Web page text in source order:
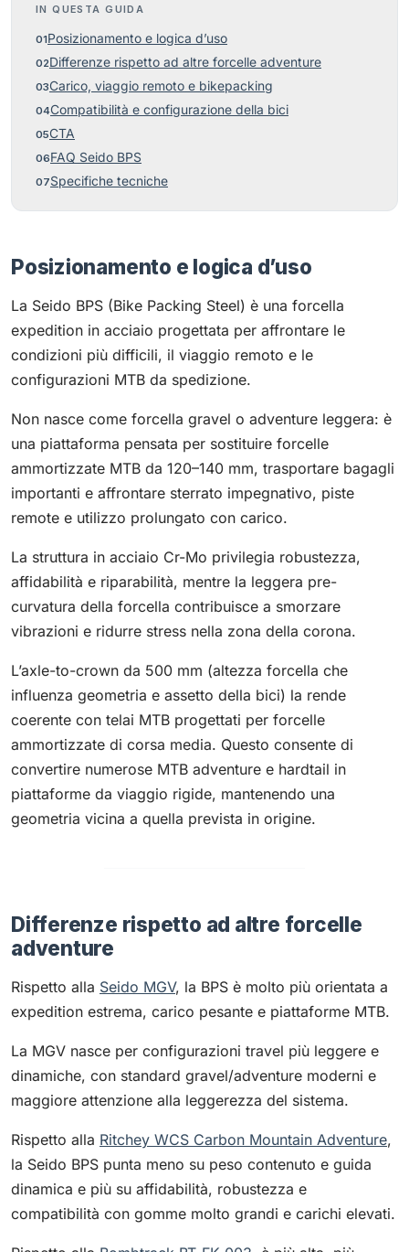
IN QUESTA GUIDA
Posizionamento e logica d’uso
Differenze rispetto ad altre forcelle adventure
Carico, viaggio remoto e bikepacking
Compatibilità e configurazione della bici
CTA
FAQ Seido BPS
Specifiche tecniche
Posizionamento e logica d’uso
La Seido BPS (Bike Packing Steel) è una forcella
expedition in acciaio progettata per affrontare le
condizioni più difficili, il viaggio remoto e le
configurazioni MTB da spedizione.
Non nasce come forcella gravel o adventure leggera: è
una piattaforma pensata per sostituire forcelle
ammortizzate MTB da 120–140 mm, trasportare bagagli
importanti e affrontare sterrato impegnativo, piste
remote e utilizzo prolungato con carico.
La struttura in acciaio Cr-Mo privilegia robustezza,
affidabilità e riparabilità, mentre la leggera pre-
curvatura della forcella contribuisce a smorzare
vibrazioni e ridurre stress nella zona della corona.
L’axle-to-crown da 500 mm (altezza forcella che
influenza geometria e assetto della bici) la rende
coerente con telai MTB progettati per forcelle
ammortizzate di corsa media. Questo consente di
convertire numerose MTB adventure e hardtail in
piattaforme da viaggio rigide, mantenendo una
geometria vicina a quella prevista in origine.
Differenze rispetto ad altre forcelle
adventure
Rispetto alla Seido MGV, la BPS è molto più orientata a
expedition estrema, carico pesante e piattaforme MTB.
La MGV nasce per configurazioni travel più leggere e
dinamiche, con standard gravel/adventure moderni e
maggiore attenzione alla leggerezza del sistema.
Rispetto alla Ritchey WCS Carbon Mountain Adventure,
la Seido BPS punta meno su peso contenuto e guida
dinamica e più su affidabilità, robustezza e
compatibilità con gomme molto grandi e carichi elevati.